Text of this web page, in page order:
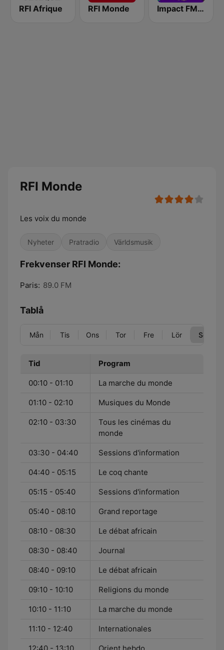
RFI Afrique RFI Monde Impact FM - Années 80
RFI Monde
Les voix du monde
Nyheter Pratradio Världsmusik
Frekvenser RFI Monde:
Paris: 89.0 FM
Tablå
Mån Tis Ons Tor Fre Lör Sön
Tid Program
00:10 - 01:10 La marche du monde
01:10 - 02:10 Musiques du Monde
02:10 - 03:30
Tous les cinémas du
monde
03:30 - 04:40 Sessions d'information
04:40 - 05:15 Le coq chante
05:15 - 05:40 Sessions d'information
05:40 - 08:10 Grand reportage
08:10 - 08:30 Le débat africain
08:30 - 08:40 Journal
08:40 - 09:10 Le débat africain
09:10 - 10:10 Religions du monde
10:10 - 11:10 La marche du monde
11:10 - 12:40 Internationales